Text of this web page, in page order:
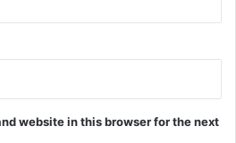
website in this browser for the next